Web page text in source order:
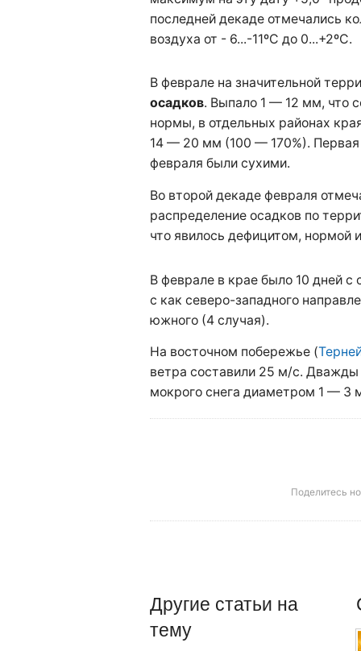
последней декаде отмечались
воздуха от - 6...-11ºС до 0...+2ºС.
В феврале на значительной
осадков. Выпало 1 — 12 мм, что
нормы, в отдельных районах
14 — 20 мм (100 — 170%).
февраля были сухими.
Во второй декаде февраля
распределение осадков по
что явилось дефицитом, нормой
В феврале в крае было 10 дней
с как северо-западного
южного (4 случая).
На восточном побережье (
ветра составили 25 м/с. Дважды
мокрого снега диаметром 1 — 3
Поделитесь
Другие статьи на
тему